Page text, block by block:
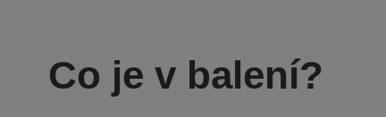
Co je v balení?